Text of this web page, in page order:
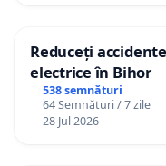
Reduceți
electrice în Bihor
538 semnături
64 Semnături / 7 zile
28 Jul 2026